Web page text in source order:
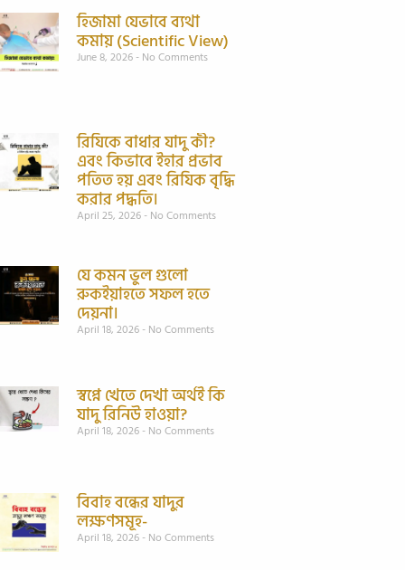
হিজামা যেভাবে ব্যথা
কমায় (Scientific View)
June 8, 2026 No Comments
রিযিকে বাধার যাদু কী?
এবং কিভাবে ইহার প্রভাব
পতিত হয় এবং রিযিক বৃদ্ধি
করার পদ্ধতি।
April 25, 2026 No Comments
যে কমন ভুল গুলো
রুকইয়াহতে সফল হতে
দেয়না।
April 18, 2026 No Comments
স্বপ্নে খেতে দেখা অর্থই কি
যাদু রিনিউ হাওয়া?
April 18, 2026 No Comments
বিবাহ বন্ধের যাদুর
লক্ষণসমূহ-
April 18, 2026 No Comments